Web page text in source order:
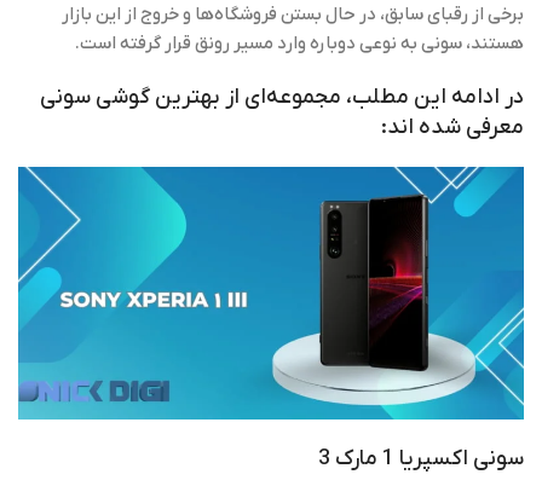
برخی از رقبای سابق، در حال بستن فروشگاه‌ها و خروج از این بازار
هستند، سونی به نوعی دوباره وارد مسیر رونق قرار گرفته است.
در ادامه این مطلب، مجموعه‌ای از بهترین گوشی‌ سونی
معرفی شده اند:
سونی اکسپریا 1 مارک 3